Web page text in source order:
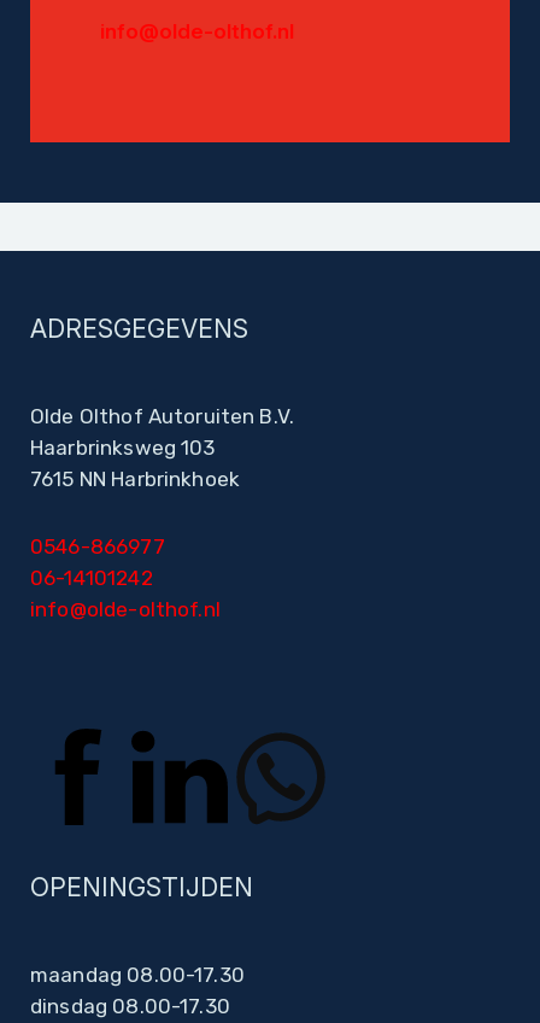
info@olde-olthof.nl
ADRESGEGEVENS
Olde Olthof Autoruiten B.V.
Haarbrinksweg 103
7615 NN Harbrinkhoek
0546-866977
06-14101242
info@olde-olthof.nl
OPENINGSTIJDEN
maandag 08.00-17.30
dinsdag 08.00-17.30